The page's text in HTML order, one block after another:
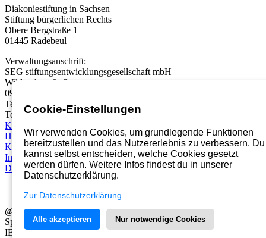
Diakoniestiftung in Sachsen
Stiftung bürgerlichen Rechts
Obere Bergstraße 1
01445 Radebeul
Verwaltungsanschrift:
SEG stiftungsentwicklungsgesellschaft mbH
Wildparkstraße 3
09247 Chemnitz
Telefon:
03722 46937 0
Telefax: 03722 49937 99
Karriereportal
Hinweisgebersystem
Kontakt
Impressum
Datenschutz
@2026 Diakoniestiftung in Sachsen
Spendenkonto der Diakoniestiftung in Sachsen
IBAN: DE41 8602 0500 0003 6550 02
Cookie-Einstellungen
Wir verwenden Cookies, um grundlegende Funktionen
bereitzustellen und das Nutzererlebnis zu verbessern. Du
kannst selbst entscheiden, welche Cookies gesetzt
werden dürfen. Weitere Infos findest du in unserer
Datenschutzerklärung.
Zur Datenschutzerklärung
Alle akzeptieren Nur notwendige Cookies